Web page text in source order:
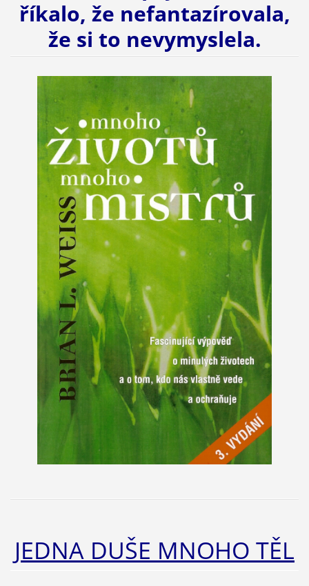
říkalo, že nefantazírovala,
že si to nevymyslela.
JEDNA DUŠE MNOHO TĚL